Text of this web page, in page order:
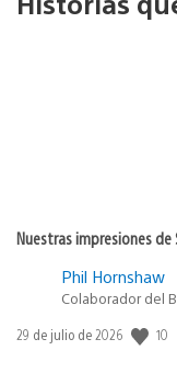
Nuestras impresiones
Phil Hornshaw
Colaborador del
Fecha
29 de julio de 2026 10